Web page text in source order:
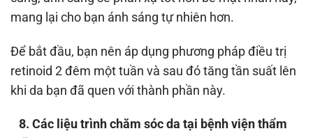
mang lại cho bạn ánh sáng tự nhiên hơn.
Để bắt đầu, bạn nên áp dụng phương pháp điều trị
retinoid 2 đêm một tuần và sau đó tăng tần suất lên
khi da bạn đã quen với thành phần này.
8. Các liệu trình chăm sóc da tại bệnh viện thẩm